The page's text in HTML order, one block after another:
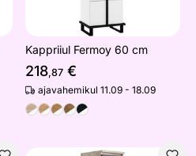
Kappriiul Fermoy 60 cm
218,87 €
ajavahemikul 11.09 - 18.09